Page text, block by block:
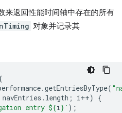
来返回性能时间轴中存在的所有
对象并记录其
.getEntriesByType(
navEntries . length ; i++)
{
entry ${i} ` );